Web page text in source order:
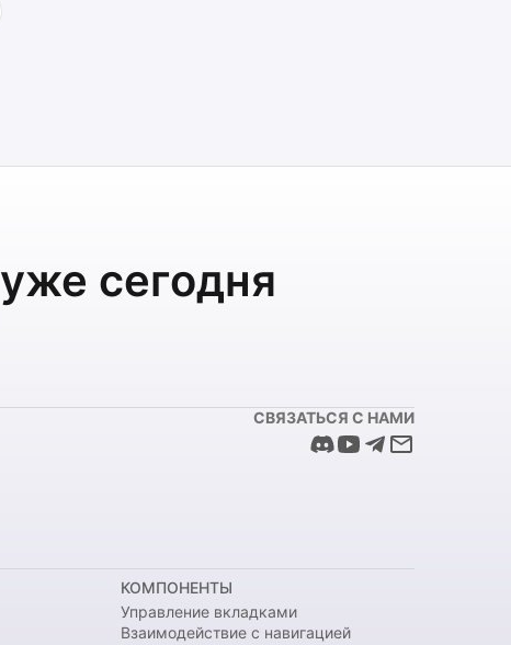
уже сегодня
СВЯЗАТЬСЯ С НАМИ
КОМПОНЕНТЫ
Управление вкладками
Взаимодействие с навигацией